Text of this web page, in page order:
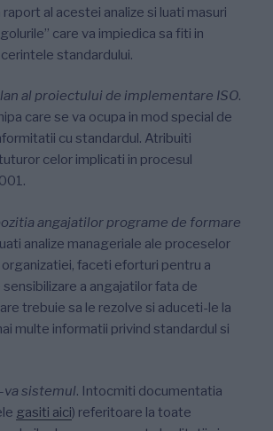
al acestei analize si luati masuri
care va impiedica sa fiti in
standardului.
al proiectului de implementare ISO.
care se va ocupa in mod special de
cu standardul. Atribuiti
celor implicati in procesul
angajatilor programe de formare
analize manageriale ale proceselor
faceti eforturi pentru a
a angajatilor fata de
trebuie sa le rezolve si aduceti-le la
multe informatii privind standardul si
sistemul. Intocmiti documentatia
gasiti aici) referitoare la toate